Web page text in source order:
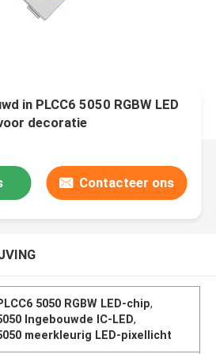
in PLCC6 5050 RGBW LED
decoratie
Contacteer ons
5050 RGBW LED-chip,
Ingebouwde IC-LED,
meerkleurig LED-pixellicht